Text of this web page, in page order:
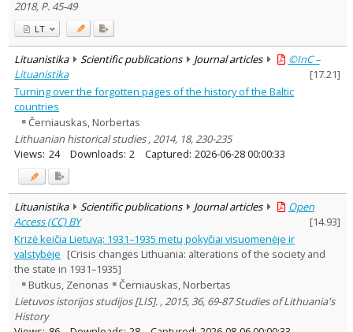
2018, P. 45-49
LT
Lituanistika Scientific publications Journal articles
©InC –
Lituanistika
[17.21]
Turning over the forgotten pages of the history of the Baltic
countries
Černiauskas, Norbertas
Lithuanian historical studies , 2014, 18, 230-235
Views: 24 Downloads: 2 Captured: 2026-06-28 00:00:33
Lituanistika Scientific publications Journal articles
Open
Access (CC) BY
[14.93]
Krizė keičia Lietuvą: 1931–1935 metų pokyčiai visuomenėje ir
valstybėje [Crisis changes Lithuania: alterations of the society and
the state in 1931–1935]
Butkus, Zenonas
Černiauskas, Norbertas
Lietuvos istorijos studijos [LIS]. , 2015, 36, 69-87 Studies of Lithuania's
History